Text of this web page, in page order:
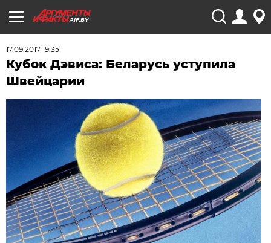
AIF.BY
17.09.2017 19:35
Кубок Дэвиса: Беларусь уступила
Швейцарии